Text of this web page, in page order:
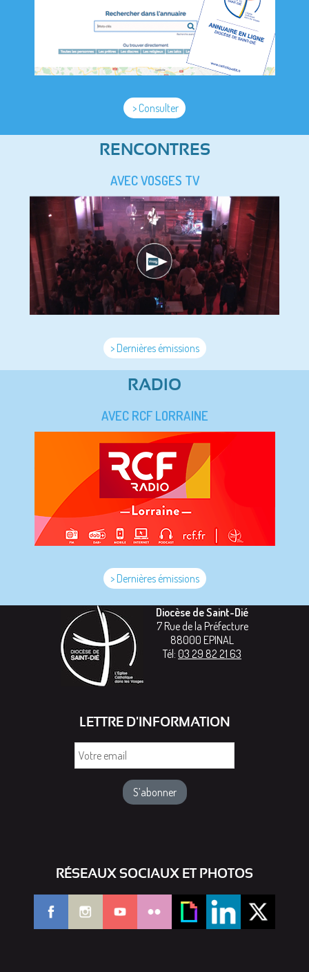
> Consulter
RENCONTRES
AVEC VOSGES TV
> Dernières émissions
RADIO
AVEC RCF LORRAINE
> Dernières émissions
Diocèse de Saint-Dié
7 Rue de la Préfecture
88000 EPINAL
Tél: 03 29 82 21 63
LETTRE D'INFORMATION
RÉSEAUX SOCIAUX ET PHOTOS